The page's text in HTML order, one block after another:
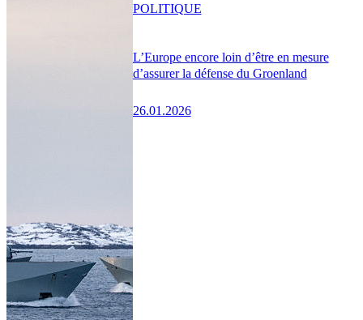
L’Europe encore loin d’être en mesure
d’assurer la défense du Groenland
26.01.2026
POLITIQUE